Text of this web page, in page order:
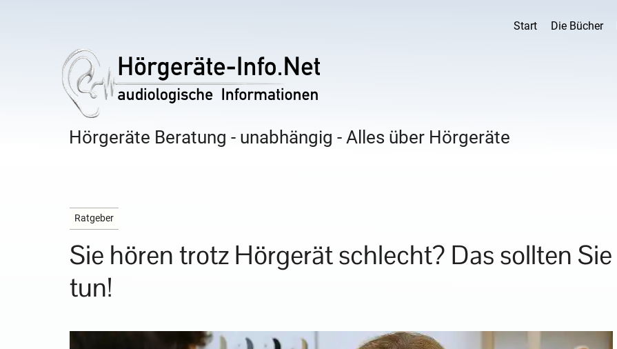
Start Die Bücher
Hörgeräte Beratung - unabhängig - Alles über Hörgeräte
Ratgeber
Sie hören trotz Hörgerät schlecht? Das sollten Sie
tun!